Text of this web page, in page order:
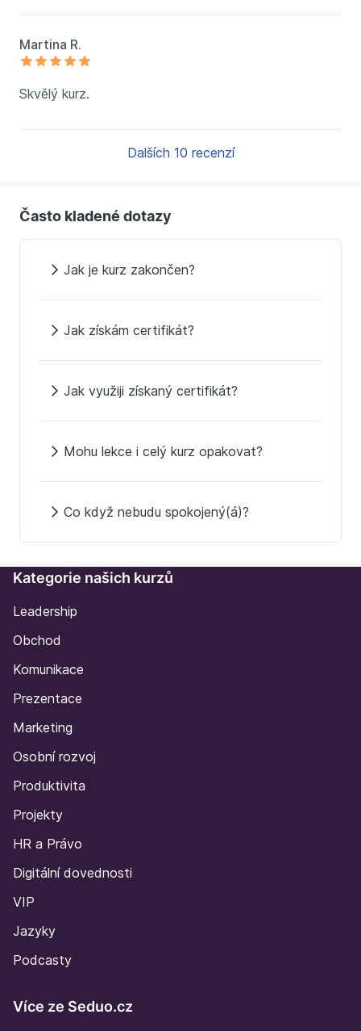
Martina R.
Skvělý kurz.
Dalších 10 recenzí
Často kladené dotazy
Jak je kurz zakončen?
Jak získám certifikát?
Jak využiji získaný certifikát?
Mohu lekce i celý kurz opakovat?
Co když nebudu spokojený(á)?
Kategorie našich kurzů
Leadership
Obchod
Komunikace
Prezentace
Marketing
Osobní rozvoj
Produktivita
Projekty
HR a Právo
Digitální dovednosti
VIP
Jazyky
Podcasty
Více ze Seduo.cz